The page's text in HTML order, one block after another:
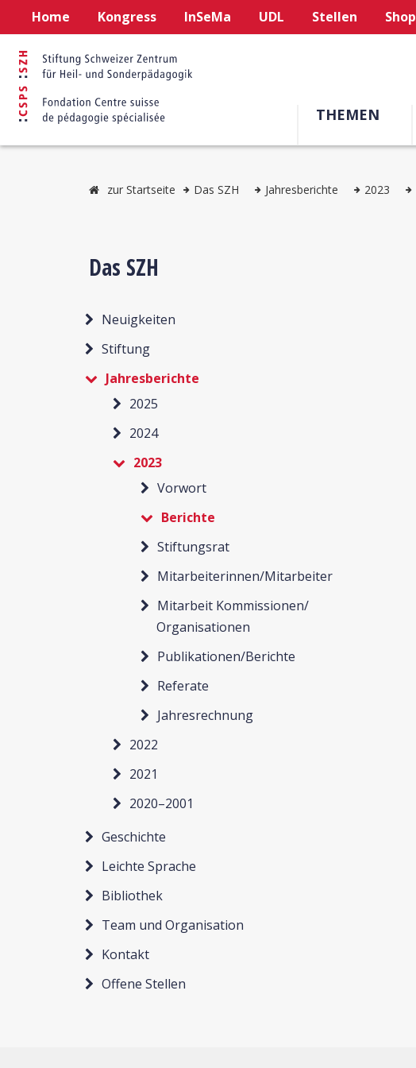
Home Kongress InSeMa UDL Stellen Shop
THEMEN
zur Startseite Das SZH Jahresberichte 2023
Das SZH
Neuigkeiten
Stiftung
Jahresberichte
2025
2024
2023
Vorwort
Berichte
Stiftungsrat
Mitarbeiterinnen/Mitarbeiter
Mitarbeit Kommissionen/
Organisationen
Publikationen/Berichte
Referate
Jahresrechnung
2022
2021
2020–2001
Geschichte
Leichte Sprache
Bibliothek
Team und Organisation
Kontakt
Offene Stellen